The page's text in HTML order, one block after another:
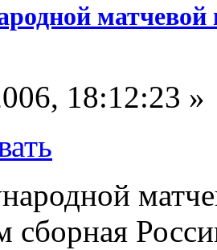
матчевой
18:12:23 »
сборная